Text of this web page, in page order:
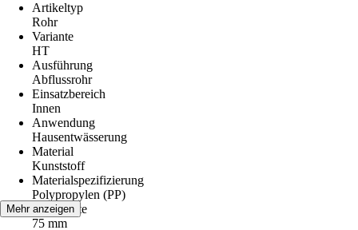
Artikeltyp
Rohr
Variante
HT
Ausführung
Abflussrohr
Einsatzbereich
Innen
Anwendung
Hausentwässerung
Material
Kunststoff
Materialspezifizierung
Polypropylen (PP)
Nennweite
75 mm
Mehr anzeigen